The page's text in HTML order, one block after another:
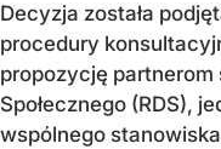
Decyzja została
procedury
propozycję partnerom
Społecznego (RDS),
wspólnego